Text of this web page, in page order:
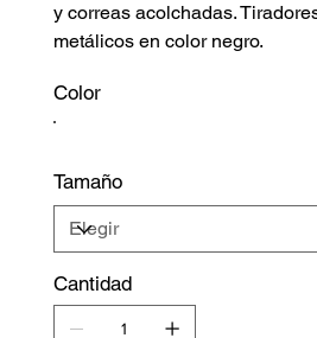
y correas acolchadas.
metálicos en color negro.
Color
Tamaño
Cantidad